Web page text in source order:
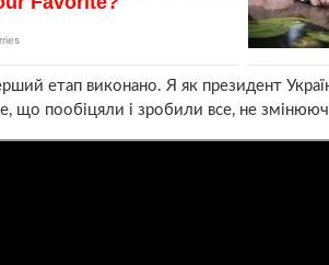
етап виконано. Я як президент
що пообіцяли і зробили все, не